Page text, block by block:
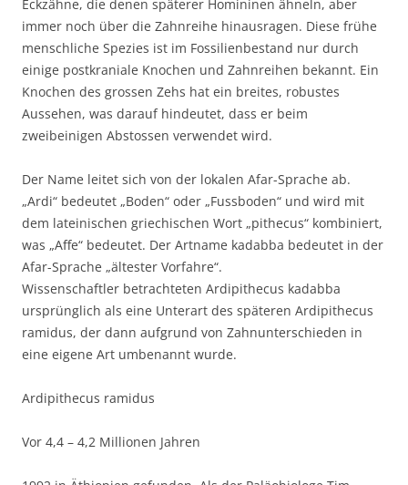
Eckzähne, die denen späterer Homininen ähneln, aber
immer noch über die Zahnreihe hinausragen. Diese frühe
menschliche Spezies ist im Fossilienbestand nur durch
einige postkraniale Knochen und Zahnreihen bekannt. Ein
Knochen des grossen Zehs hat ein breites, robustes
Aussehen, was darauf hindeutet, dass er beim
zweibeinigen Abstossen verwendet wird.
Der Name leitet sich von der lokalen Afar-Sprache ab.
„Ardi“ bedeutet „Boden“ oder „Fussboden“ und wird mit
dem lateinischen griechischen Wort „pithecus“ kombiniert,
was „Affe“ bedeutet. Der Artname kadabba bedeutet in der
Afar-Sprache „ältester Vorfahre“.
Wissenschaftler betrachteten Ardipithecus kadabba
ursprünglich als eine Unterart des späteren Ardipithecus
ramidus, der dann aufgrund von Zahnunterschieden in
eine eigene Art umbenannt wurde.
Ardipithecus ramidus
Vor 4,4 – 4,2 Millionen Jahren